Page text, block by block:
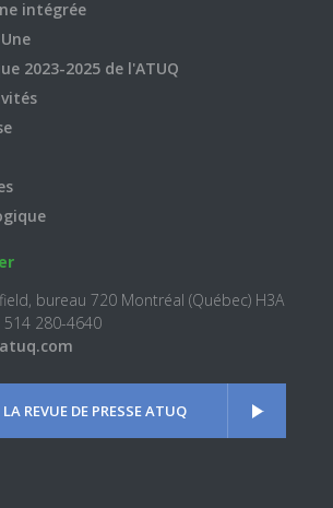
intégrée
2023-2025 de l'ATUQ
bureau 720 Montréal (Québec) H3A
280-4640
REVUE DE PRESSE ATUQ